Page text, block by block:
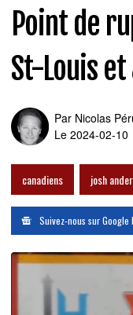
Point de
St-Louis
Par Nicolas
Le 2024-02-10
canadiens josh
Suivez-nous sur Google